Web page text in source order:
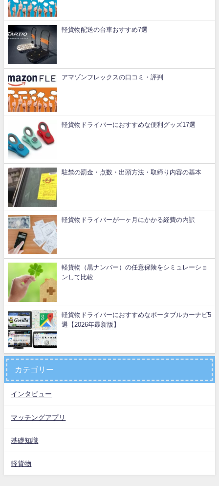
軽貨物配送の台車おすすめ7選
アマゾンフレックスの口コミ・評判
軽貨物ドライバーにおすすめな便利グッズ17選
駐禁の罰金・点数・出頭方法・取締り内容の基本
軽貨物ドライバーが一ヶ月にかかる経費の内訳
軽貨物（黒ナンバー）の任意保険をシミュレーショ
ンして比較
軽貨物ドライバーにおすすめなポータブルカーナビ5
選【2026年最新版】
カテゴリー
インタビュー
マッチングアプリ
基礎知識
軽貨物